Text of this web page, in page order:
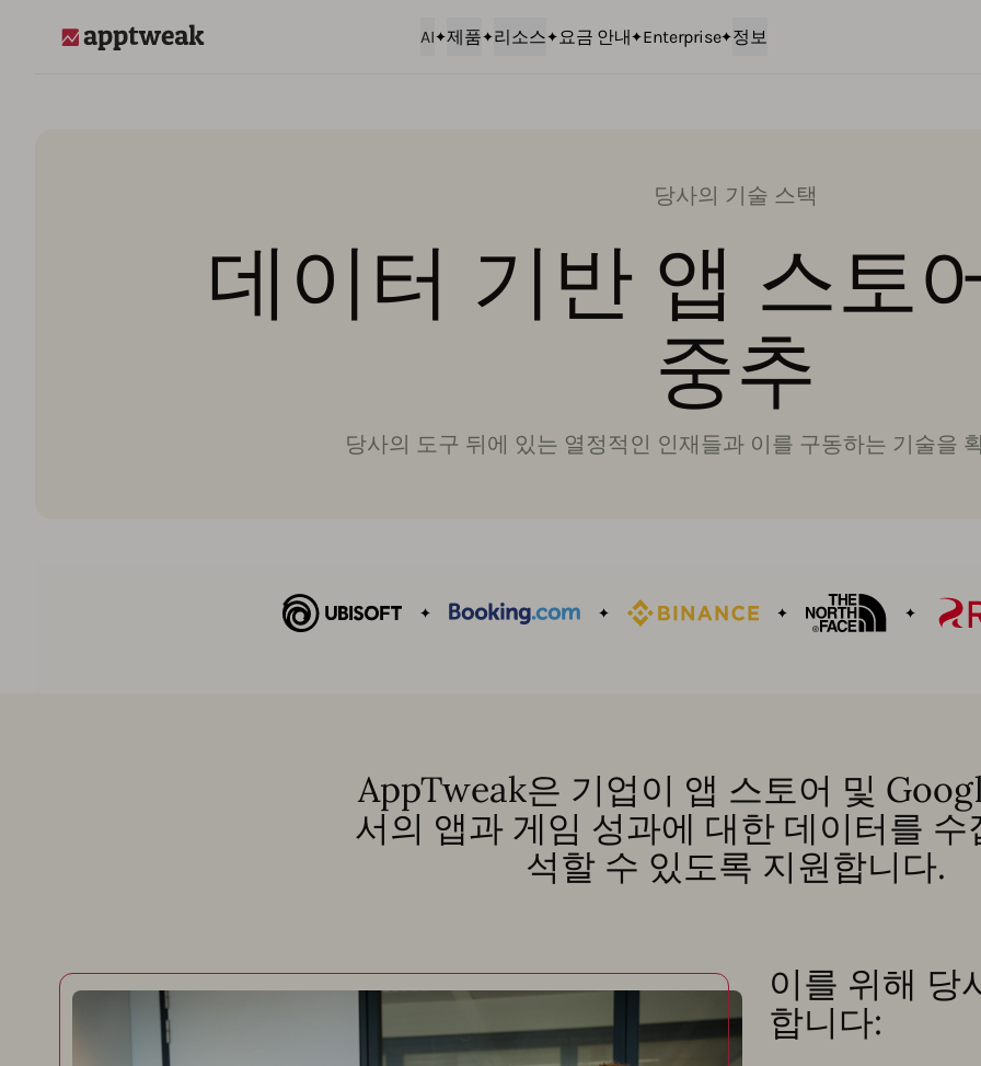
AI 제품 리소스 요금 안내 Enterprise 정보
당사의 기술 스택
데이터 기반 앱 스토
중추
당사의 도구 뒤에 있는 열정적인 인재들과 이를 구동하는 기술을
AppTweak은 기업이 앱 스토어 및
서의 앱과 게임 성과에 대한 데이터를 수
석할 수 있도록 지원합니다.
이를 위해 당
합니다: